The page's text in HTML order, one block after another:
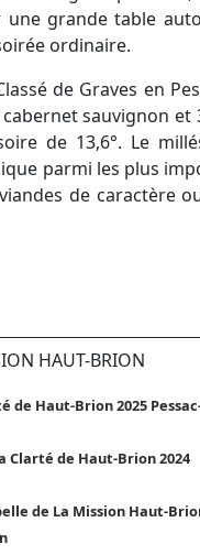
grande table
ordinaire.
de Graves en
sauvignon
de 13,6°. Le
parmi les plus
de
HAUT-BRION
de Haut-Brion 2025
Clarté de Haut-Brion 2024
de La Mission Haut-